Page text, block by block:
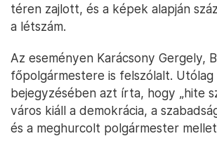
téren zajlott, és a képek alapján
a létszám.
Az eseményen Karácsony Gergely,
főpolgármestere is felszólalt. Utólag
bejegyzésében azt írta, hogy „hite
város kiáll a demokrácia, a
és a meghurcolt polgármester